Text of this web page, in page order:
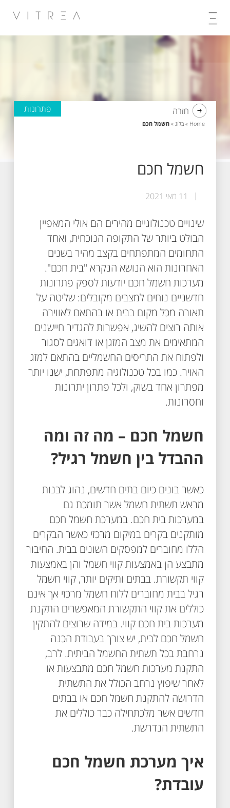
חזרה
Home
»בלוג »חשמל חכם
פתרונות
חשמל חכם
11 מאי 2021
שינויים טכנולוגיים מהירים הם אולי המאפיין
הבולט ביותר של התקופה הנוכחית, ואחד
התחומים המתפתחים בקצב מהיר בשנים
האחרונות הוא הנושא הנקרא "בית חכם".
מערכות חשמל חכם יודעות לספק פתרונות
חדשניים נוחים למצבים מקובלים: שליטה על
תאורה מכל מקום בבית או בהתאם לאווירה
אותה רוצים להשיג, אפשרות להגדיר חיישנים
המתאימים את מצב המזגן או דואגים לסגור
ולפתוח את התריסים החשמליים בהתאם למזג
האויר. כמו בכל טכנולוגיה מתפתחת, ישנו יותר
מפתרון אחד בשוק, ולכל פתרון יתרונות
וחסרונות.
חשמל חכם – מה זה ומה
ההבדל בין חשמל רגיל?
כאשר בונים כיום בתים חדשים, נהוג לבנות
מראש תשתית חשמל אשר תומכת גם
במערכות בית חכם. במערכת חשמל חכם
מותקנים בקרים במיקום מרכזי כאשר הבקרים
הללו מחוברים למפסקים השונים בבית. החיבור
מתבצע הן באמצעות קווי חשמל והן באמצעות
קווי תקשורת. בבתים ותיקים יותר, קווי חשמל
רגיל בבית מחוברים ללוח חשמל מרכזי אך אינם
כוללים את קווי התקשורת המאפשרים התקנת
מערכות בית חכם קווי. במידה שרוצים להתקין
חשמל חכם לבית, יש צורך בעבודת הכנה
נרחבת בכל תשתית החשמל הביתית. לרב,
התקנת מערכות חשמל חכם מתבצעות או
לאחר שיפוץ נרחב הכולל את התשתית
הדרושה להתקנת חשמל חכם או בבתים
חדשים אשר מלכתחילה כבר כוללים את
התשתית הנדרשת.
איך מערכת חשמל חכם
עובדת?